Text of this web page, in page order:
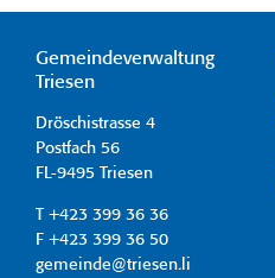
Gemeindeverwaltung
Triesen
Dröschistrasse 4
Postfach 56
FL-9495 Triesen
T +423 399 36 36
F +423 399 36 50
gemeinde@triesen.li